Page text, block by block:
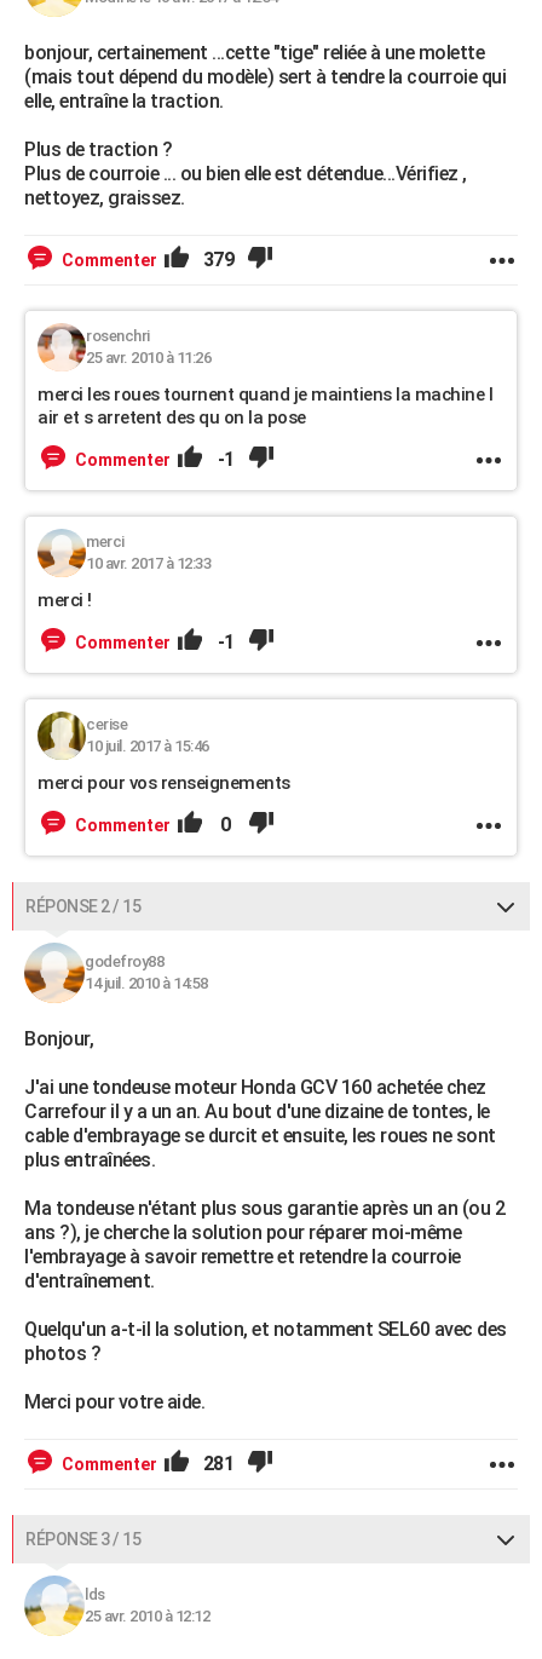
bonjour, certainement ...cette "tige" reliée à une molette
(mais tout dépend du modèle) sert à tendre la courroie qui
elle, entraîne la traction.
Plus de traction ?
Plus de courroie ... ou bien elle est détendue...Vérifiez ,
nettoyez, graissez.
Commenter 379
rosenchri
25 avr. 2010 à 11:26
merci les roues tournent quand je maintiens la machine l
air et s arretent des qu on la pose
Commenter -1
merci
10 avr. 2017 à 12:33
merci !
Commenter -1
cerise
10 juil. 2017 à 15:46
merci pour vos renseignements
Commenter 0
RÉPONSE 2 / 15
godefroy88
14 juil. 2010 à 14:58
Bonjour,
J'ai une tondeuse moteur Honda GCV 160 achetée chez
Carrefour il y a un an. Au bout d'une dizaine de tontes, le
cable d'embrayage se durcit et ensuite, les roues ne sont
plus entraînées.
Ma tondeuse n'étant plus sous garantie après un an (ou 2
ans ?), je cherche la solution pour réparer moi-même
l'embrayage à savoir remettre et retendre la courroie
d'entraînement.
Quelqu'un a-t-il la solution, et notamment SEL60 avec des
photos ?
Merci pour votre aide.
Commenter 281
RÉPONSE 3 / 15
lds
25 avr. 2010 à 12:12